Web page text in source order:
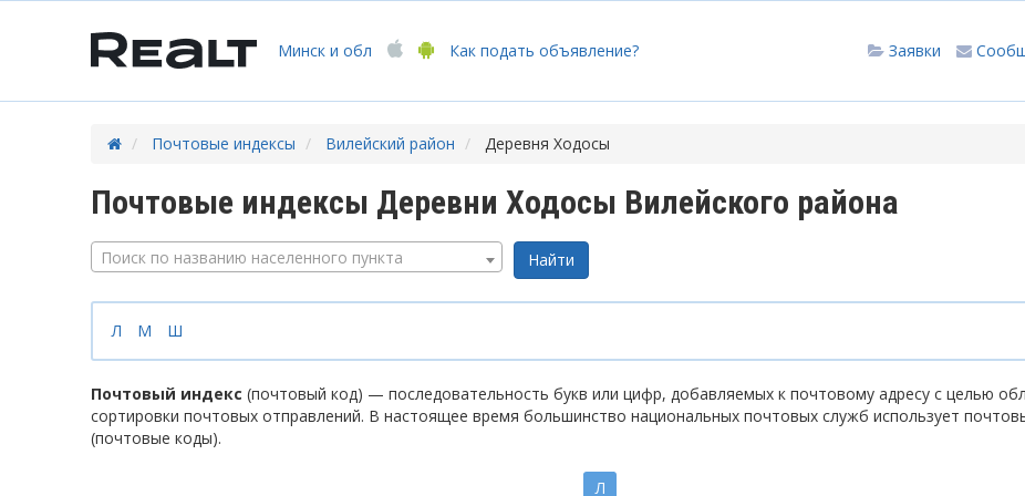
Минск и обл Как подать объявление? Заявки
Почтовые индексы Вилейский район Деревня Ходосы
Почтовые индексы Деревни Ходосы Вилейского района
Поиск по названию населенного пункта
Л М Ш
Почтовый индекс (почтовый код) — последовательность букв или цифр, добавляемых к почтовому адресу с целью
сортировки почтовых отправлений. В настоящее время большинство национальных почтовых служб использует
(почтовые коды).
Л